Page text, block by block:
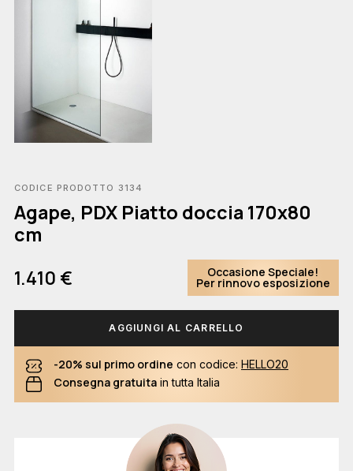
CODICE PRODOTTO 3134
Agape, PDX Piatto doccia 170x80
cm
1.410 €
Occasione Speciale!
Per rinnovo esposizione
AGGIUNGI AL CARRELLO
-20% sul primo ordine con codice: HELLO20
Consegna gratuita in tutta Italia